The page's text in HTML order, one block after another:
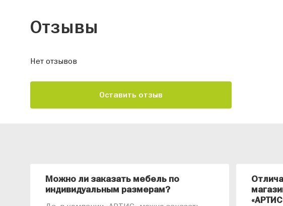
Отзывы
Нет отзывов
Оставить отзыв
Можно ли заказать мебель по
индивидуальным размерам?